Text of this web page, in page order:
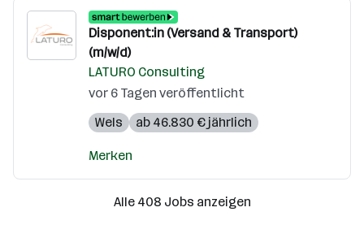
Disponent:in (Versand & Transport)
(m/w/d)
LATURO Consulting
vor 6 Tagen veröffentlicht
Wels
ab 46.830 € jährlich
Merken
Alle 408 Jobs anzeigen